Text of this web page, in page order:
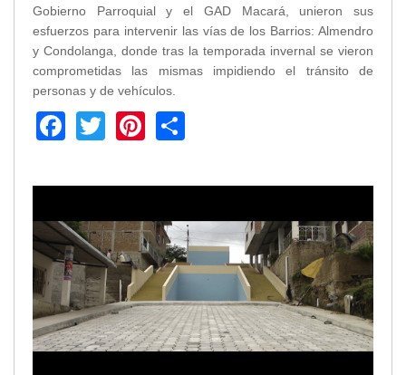
Gobierno Parroquial y el GAD Macará, unieron sus
esfuerzos para intervenir las vías de los Barrios: Almendro
y Condolanga, donde tras la temporada invernal se vieron
comprometidas las mismas impidiendo el tránsito de
personas y de vehículos.
Facebook
TwitterPinterest